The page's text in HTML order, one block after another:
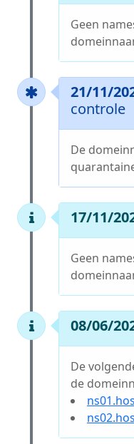
Geen
21/11/
controle
De
17/11/
Geen
08/06/
De
de